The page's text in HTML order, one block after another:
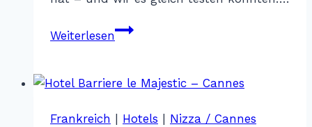
WeiterlesenCiro’s
Frankreich Hotels Nizza / Cannes